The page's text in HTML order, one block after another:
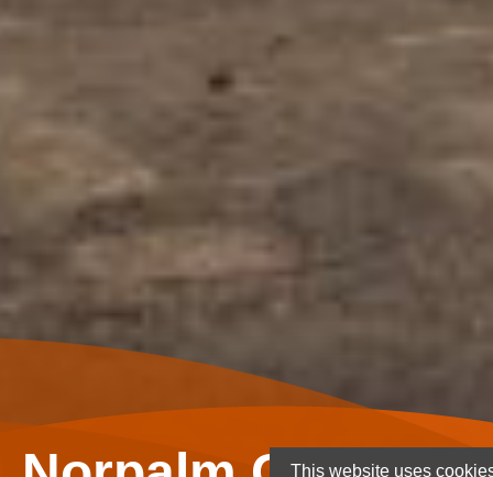
This website uses